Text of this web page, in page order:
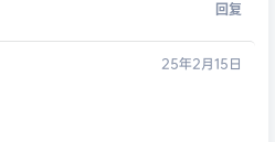
回复
25年2月15日